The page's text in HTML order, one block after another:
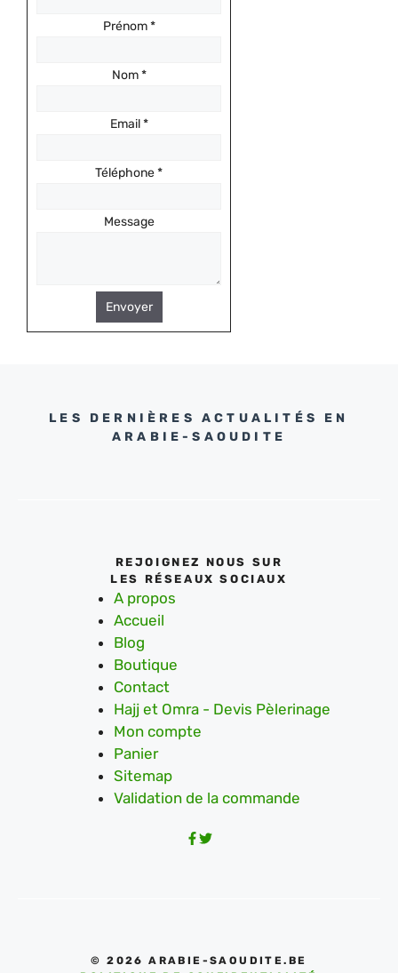
Prénom*
Nom*
Email*
Téléphone*
Message
Envoyer
LES DERNIÈRES ACTUALITÉS EN
ARABIE-SAOUDITE
REJOIGNEZ NOUS SUR
LES RÉSEAUX SOCIAUX
A propos
Accueil
Blog
Boutique
Contact
Hajj et Omra - Devis Pèlerinage
Mon compte
Panier
Sitemap
Validation de la commande
© 2026 ARABIE-SAOUDITE.BE